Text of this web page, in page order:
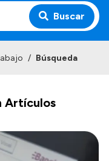
Buscar
/ Búsqueda
Artículos